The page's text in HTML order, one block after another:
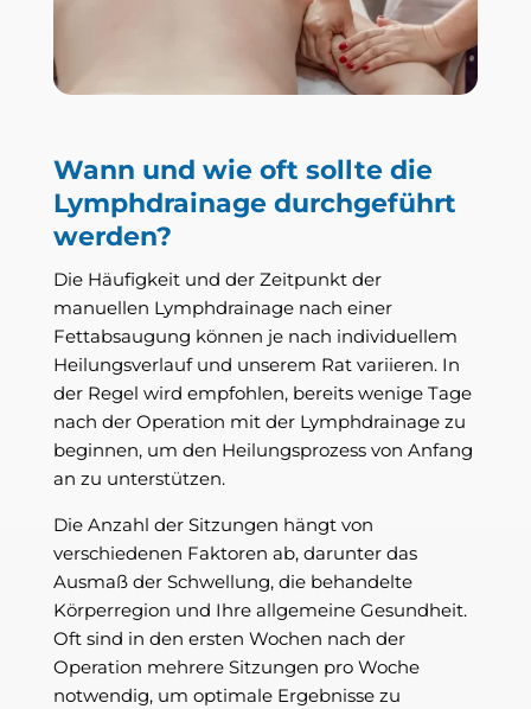
Wann und wie oft sollte die
Lymphdrainage durchgeführt
werden?
Die Häufigkeit und der Zeitpunkt der
manuellen Lymphdrainage nach einer
Fettabsaugung können je nach individuellem
Heilungsverlauf und unserem Rat variieren. In
der Regel wird empfohlen, bereits wenige Tage
nach der Operation mit der Lymphdrainage zu
beginnen, um den Heilungsprozess von Anfang
an zu unterstützen.
Die Anzahl der Sitzungen hängt von
verschiedenen Faktoren ab, darunter das
Ausmaß der Schwellung, die behandelte
Körperregion und Ihre allgemeine Gesundheit.
Oft sind in den ersten Wochen nach der
Operation mehrere Sitzungen pro Woche
notwendig, um optimale Ergebnisse zu